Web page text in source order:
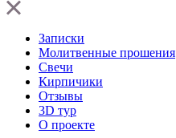
Записки
Молитвенные прошения
Свечи
Кирпичики
Отзывы
3D тур
О проекте